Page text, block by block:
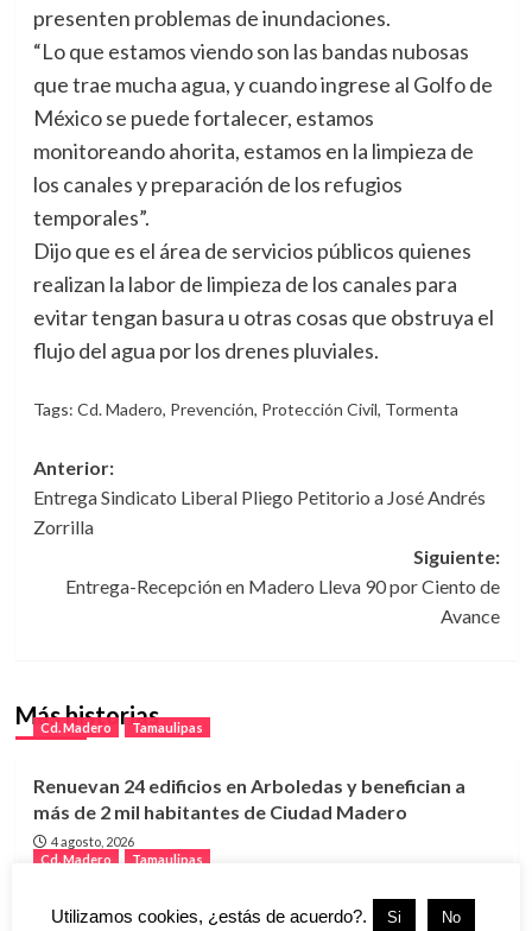
presenten problemas de inundaciones.
“Lo que estamos viendo son las bandas nubosas
que trae mucha agua, y cuando ingrese al Golfo de
México se puede fortalecer, estamos
monitoreando ahorita, estamos en la limpieza de
los canales y preparación de los refugios
temporales”.
Dijo que es el área de servicios públicos quienes
realizan la labor de limpieza de los canales para
evitar tengan basura u otras cosas que obstruya el
flujo del agua por los drenes pluviales.
Tags: Cd. Madero, Prevención, Protección Civil, Tormenta
Navegación
de
entradas
Anterior:
Entrega Sindicato Liberal Pliego Petitorio a José Andrés
Zorrilla
Siguiente:
Entrega-Recepción en Madero Lleva 90 por Ciento de
Avance
Más historias
Cd. Madero Tamaulipas
Renuevan 24 edificios en Arboledas y benefician a
más de 2 mil habitantes de Ciudad Madero
4 agosto, 2026
Cd. Madero
Tamaulipas
Ciudad Madero acelera obras viales con inversión
Utilizamos cookies, ¿estás de acuerdo?. Si No